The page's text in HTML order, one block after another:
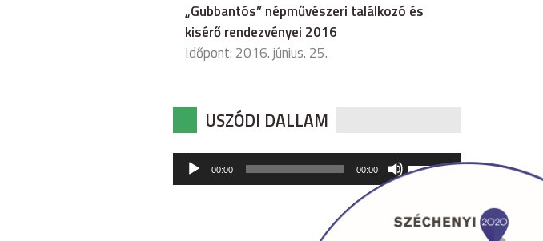
„Gubbantós” népművészeri találkozó és
kisérő rendezvényei 2016
Időpont: 2016. június. 25.
USZÓDI DALLAM
Audió
lejátszó
00:00 00:00
hangerő
csökkentéséhez